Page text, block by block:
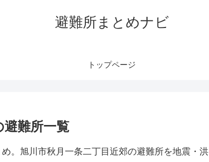
避難所まとめナビ
トップページ
避難所一覧
。旭川市秋月一条二丁目近郊の避難所を地震・洪